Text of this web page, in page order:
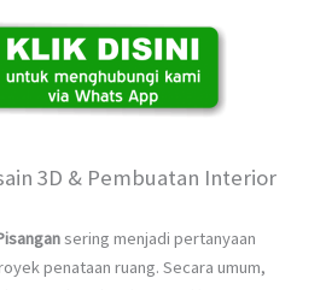
3D & Pembuatan Interior
sering menjadi pertanyaan
penataan ruang. Secara umum,